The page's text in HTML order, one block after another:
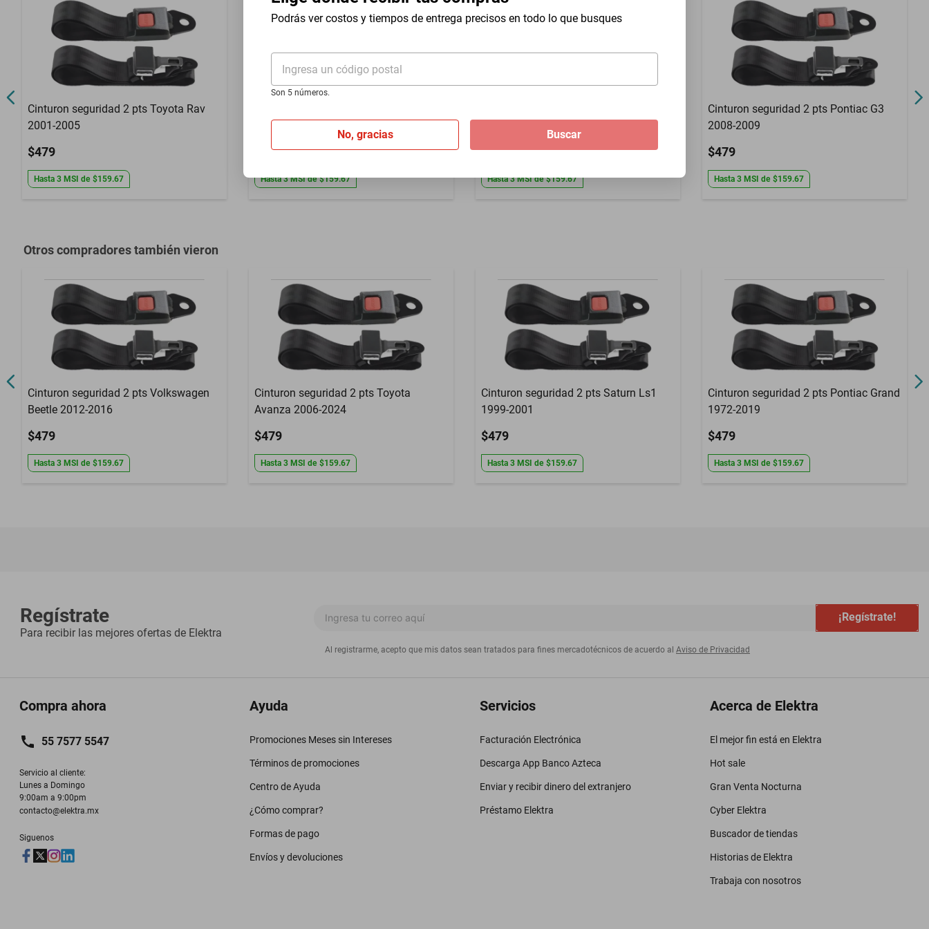
Podrás ver costos y tiempos de entrega precisos en todo lo que busques
Ingresa un código postal
Son 5 números.
No, gracias Buscar
2015 a 2020
Compatibilidad
Garantía con Proveedor 3 Meses de garantia por daño de fabrica
Cinturon seguridad 2 pts Toyota Rav
2001-2005
$479
Hasta 3 MSI de $159.67
Wagonaire 1969-1971
$479
Hasta3MSIde $159.67
$479
Hasta3MSIde $159.67
Cinturon seguridad 2 pts Pontiac G3
2008-2009
$479
Hasta 3 MSI de $159.67
Otros compradores también vieron
Cinturon seguridad 2 pts Volkswagen
Beetle 2012-2016
$479
Hasta 3 MSI de $159.67
Cinturon seguridad 2 pts Toyota
Avanza 2006-2024
$479
Hasta 3 MSI de $159.67
Cinturon seguridad 2 pts Saturn Ls1
1999-2001
$479
Hasta 3 MSI de $159.67
Cinturon seguridad 2 pts Pontiac Grand
1972-2019
$479
Hasta 3 MSI de $159.67
Regístrate
Para recibir las mejores ofertas de Elektra
¡Regístrate!
Al registrarme, acepto que mis datos sean tratados para fines mercadotécnicos de acuerdo al Aviso de Privacidad
Compra ahora
55 7577 5547
Servicio al cliente:
Lunes a Domingo
9:00am a 9:00pm
contacto@elektra.mx
Siguenos
Ayuda
Promociones Meses sin Intereses
Términos de promociones
Centro de Ayuda
¿Cómo comprar?
Formas de pago
Envíos y devoluciones
Servicios
Facturación Electrónica
Descarga App Banco Azteca
Enviar y recibir dinero del extranjero
Préstamo Elektra
Acerca de Elektra
El mejor fin está en Elektra
Hot sale
Gran Venta Nocturna
Cyber Elektra
Buscador de tiendas
Historias de Elektra
Trabaja con nosotros